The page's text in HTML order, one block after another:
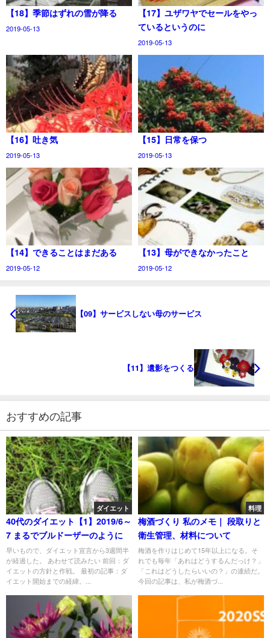
【18】季節はずれの雪が降る
2019-05-13
【17】ユザワヤでセールをやっ
ているというのに
2019-05-13
【16】吐き気
2019-05-13
【15】日常を保つ
2019-05-13
【14】できることはまだある
2019-05-12
【13】母ができなかったこと
2019-05-12
【09】サービスしない母のサービス
【11】遺影をつくる
おすすめの記事
ダイエット
40代のダイエット【1】2019/6～
7 まるでブルドーザーのように
早いもので、ダイエット宣言から3週間半
が経過した。 あわせて読みたい 前回：ダ
イエットの方針と作戦。 最初の記事：ダ
イエット開始までの経緯。...
料理
梅酒づくり 私のメモ｜ 段取りと
衛生管理、材料について
梅酒を作りはじめて15年以上になる。そ
れでも毎年「あれはどうするんだっけ？」
「これはどうしたらいいの？」の連続だ。
今回の記事は、私が梅酒づ...